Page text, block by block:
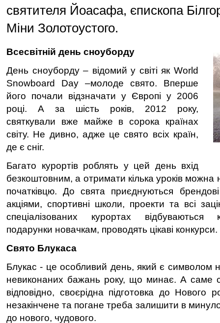
святителя Йоасафа, єпископа
Міни Золотоустого.
Всесвітній день сноуборду
День сноуборду – відомий у світі як World
Snowboard Day –молоде свято. Вперше
його почали відзначати у Європі у 2006
році. А за шість років, 2012 року,
святкували вже майже в сорока країнах
світу. Не дивно, адже це свято всіх країн,
де є сніг.
Багато курортів роблять у цей день вхід
безкоштовним, а отримати кілька уроків можна
початківцю. До свята приєднуються
акціями, спортивні школи, проекти та всі
спеціалізованих курортах відбуваються
подарунки новачкам, проводять цікаві конкурси.
Свято Блукаса
Блукас - це особливий день, який є символом
невиконаних бажань року, що минає. А саме
відповідно, своєрідна підготовка до Нового
незакінчене та погане треба залишити в
до нового, чудового.